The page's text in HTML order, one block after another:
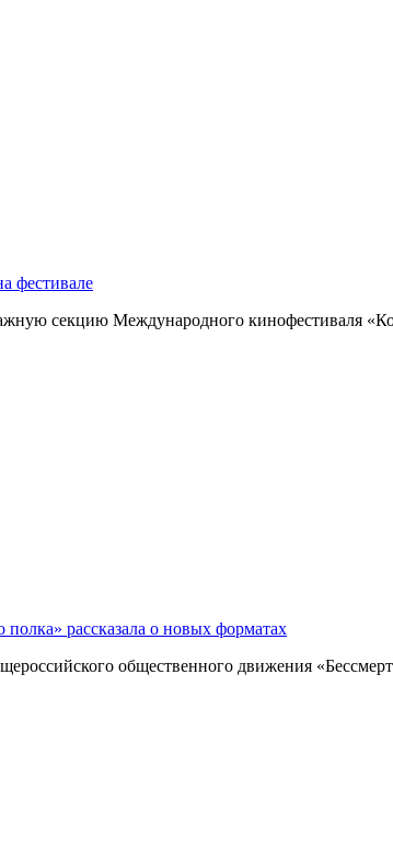
фестивале
секцию Международного кинофестиваля
полка» рассказала о новых форматах
общественного движения